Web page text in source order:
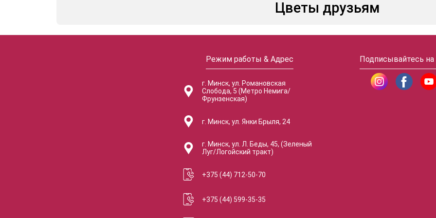
Цветы друзьям
Режим работы & Адрес
г. Минск, ул. Романовская
Слобода, 5 (Метро Немига/
Фрунзенская)
г. Минск, ул. Янки Брыля, 24
г. Минск, ул. Л. Беды, 45, (Зеленый
Луг/Логойский тракт)
+375 (44) 712-50-70
+375 (44) 599-35-35
Подписывайтесь на